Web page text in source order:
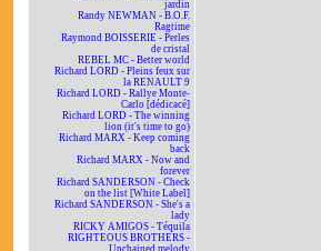
jardin
Randy NEWMAN - B.O.F.
Ragtime
Raymond BOISSERIE - Perles
de cristal
REBEL MC - Better world
Richard LORD - Pleins feux sur
la RENAULT 9
Richard LORD - Rallye Monte-
Carlo [dédicacé]
Richard LORD - The winning
lion (it's time to go)
Richard MARX - Keep coming
back
Richard MARX - Now and
forever
Richard SANDERSON - Check
on the list [White Label]
Richard SANDERSON - She's a
lady
RICKY AMIGOS - Téquila
RIGHTEOUS BROTHERS -
Unchained melody